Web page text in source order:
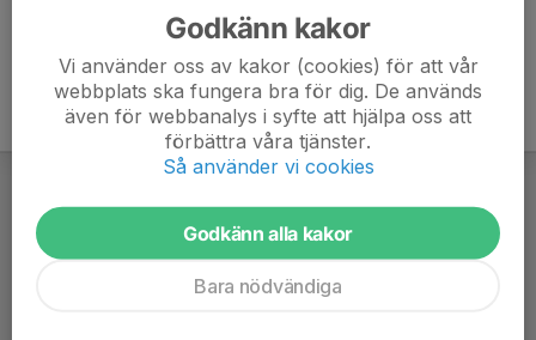
Godkänn kakor
Vi använder oss av kakor (cookies) för att vår
webbplats ska fungera bra för dig. De används
även för webbanalys i syfte att hjälpa oss att
förbättra våra tjänster.
Så använder vi cookies
Godkänn alla kakor
Bara nödvändiga